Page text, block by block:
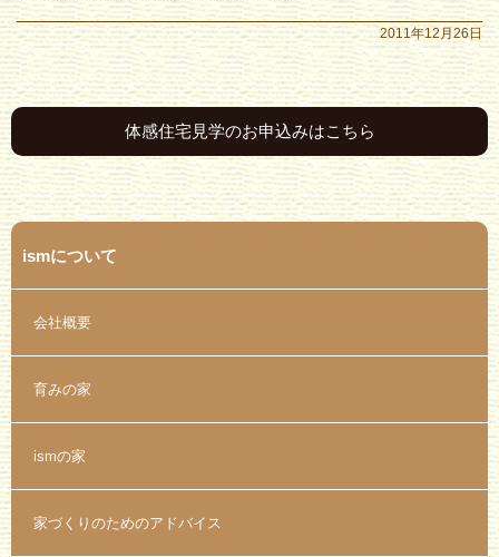
2011年12月26日
体感住宅見学のお申込みはこちら
ismについて
会社概要
育みの家
ismの家
家づくりのためのアドバイス